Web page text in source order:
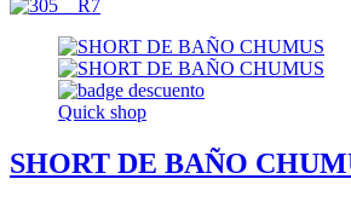
Quick shop
SHORT DE BAÑO